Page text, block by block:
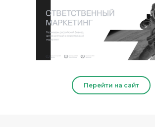
Перейти на сайт